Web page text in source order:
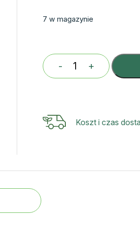
7 w magazynie
-
ilość
1kg
3
+
Koszt i czas